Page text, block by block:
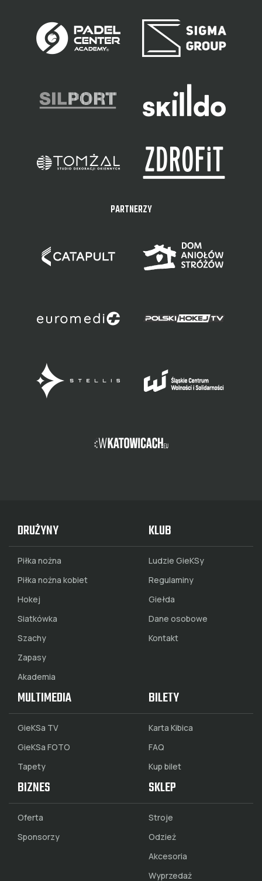
PARTNERZY
DRUŻYNY
Piłka nożna
Piłka nożna kobiet
Hokej
Siatkówka
Szachy
Zapasy
Akademia
KLUB
Ludzie GieKSy
Regulaminy
Giełda
Dane osobowe
Kontakt
MULTIMEDIA
GieKSa TV
GieKSa FOTO
Tapety
BILETY
Karta Kibica
FAQ
Kup bilet
BIZNES
Oferta
Sponsorzy
SKLEP
Stroje
Odzież
Akcesoria
Wyprzedaż